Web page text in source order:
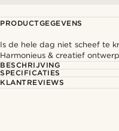
PRODUCTGEGEVENS
Is de hele dag niet scheef te
Harmonieus & creatief ontwerp
BESCHRIJVING
SPECIFICATIES
KLANTREVIEWS